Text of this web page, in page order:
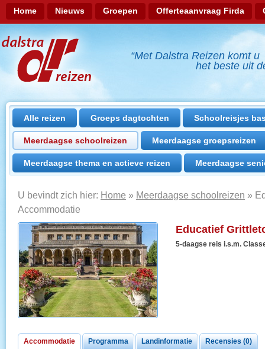
Home Nieuws Groepen Offerteaanvraag Firda
Inloggen
“Met Dalstra Reizen komt u
het beste uit de
Alle reizen Groeps dagtochten Schoolreisjes
Meerdaagse schoolreizen Meerdaagse groepsreizen
Meerdaagse thema en actieve reizen Meerdaagse
U bevindt zich hier: Home » Meerdaagse schoolreizen »
Accommodatie
Educatief
5-daagse reis i.s.m.
Accommodatie Programma Landinformatie Recensies (0)